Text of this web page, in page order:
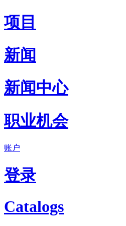
项目
新闻
新闻中心
职业机会
账户
登录
Catalogs